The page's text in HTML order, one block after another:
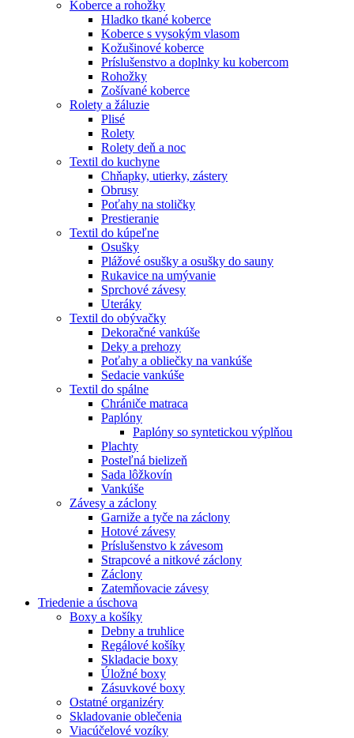
Koberce a rohožky
Hladko tkané koberce
Koberce s vysokým vlasom
Kožušinové koberce
Príslušenstvo a doplnky ku kobercom
Rohožky
Zošívané koberce
Rolety a žáluzie
Plisé
Rolety
Rolety deň a noc
Textil do kuchyne
Chňapky, utierky, zástery
Obrusy
Poťahy na stoličky
Prestieranie
Textil do kúpeľne
Osušky
Plážové osušky a osušky do sauny
Rukavice na umývanie
Sprchové závesy
Uteráky
Textil do obývačky
Dekoračné vankúše
Deky a prehozy
Poťahy a obliečky na vankúše
Sedacie vankúše
Textil do spálne
Chrániče matraca
Paplóny
Paplóny so syntetickou výplňou
Plachty
Posteľná bielizeň
Sada lôžkovín
Vankúše
Závesy a záclony
Garniže a tyče na záclony
Hotové závesy
Príslušenstvo k závesom
Strapcové a nitkové záclony
Záclony
Zatemňovacie závesy
Triedenie a úschova
Boxy a košíky
Debny a truhlice
Regálové košíky
Skladacie boxy
Úložné boxy
Zásuvkové boxy
Ostatné organizéry
Skladovanie oblečenia
Viacúčelové vozíky